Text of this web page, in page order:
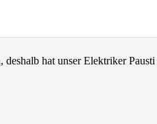
deshalb hat unser ElektrikerPausti